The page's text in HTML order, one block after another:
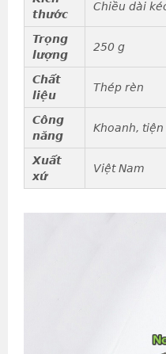
thước
Chiều dài
Trọng
lượng
250 g
Chất
liệu
Thép rèn
Công
năng
Khoanh,
Xuất
xứ
Việt Nam